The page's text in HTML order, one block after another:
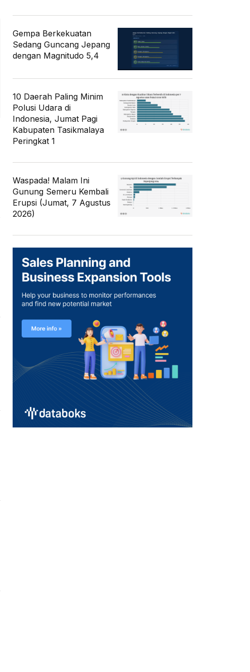
Gempa Berkekuatan
Sedang Guncang Jepang
dengan Magnitudo 5,4
10 Daerah Paling Minim
Polusi Udara di
Indonesia, Jumat Pagi
Kabupaten Tasikmalaya
Peringkat 1
Waspada! Malam Ini
Gunung Semeru Kembali
Erupsi (Jumat, 7 Agustus
2026)